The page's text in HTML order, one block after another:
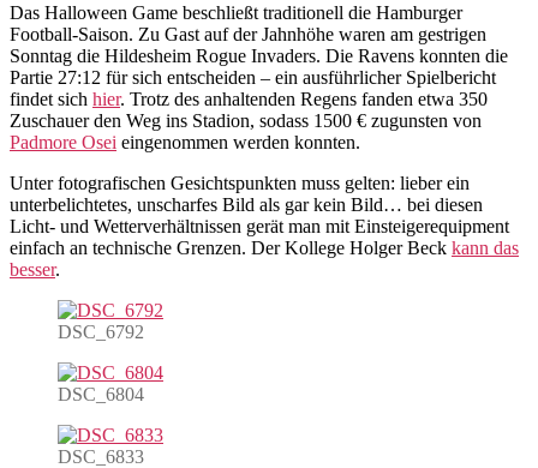
Das Halloween Game beschließt traditionell die Hamburger
Football-Saison. Zu Gast auf der Jahnhöhe waren am gestrigen
Sonntag die Hildesheim Rogue Invaders. Die Ravens konnten die
Partie 27:12 für sich entscheiden – ein ausführlicher Spielbericht
findet sich hier. Trotz des anhaltenden Regens fanden etwa 350
Zuschauer den Weg ins Stadion, sodass 1500 € zugunsten von
Padmore Osei eingenommen werden konnten.
Unter fotografischen Gesichtspunkten muss gelten: lieber ein
unterbelichtetes, unscharfes Bild als gar kein Bild… bei diesen
Licht- und Wetterverhältnissen gerät man mit Einsteigerequipment
einfach an technische Grenzen. Der Kollege Holger Beck kann das
besser.
DSC_6792
DSC_6804
DSC_6833